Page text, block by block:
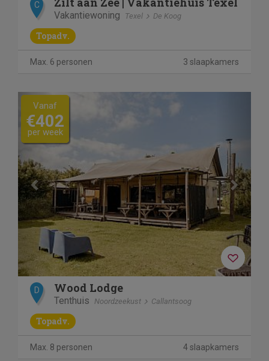
C
Vakantiewoning Texel De Koog
Topadv.
Max. 6 personen 3 slaapkamers
Previous
Vanaf
€402
per week
D Wood Lodge
Tenthuis Noordzeekust Callantsoog
Topadv.
Max. 8 personen 4 slaapkamers